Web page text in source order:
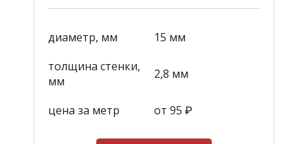
диаметр, мм
15 мм
толщина стенки,
мм
2,8 мм
цена за метр от 95 ₽